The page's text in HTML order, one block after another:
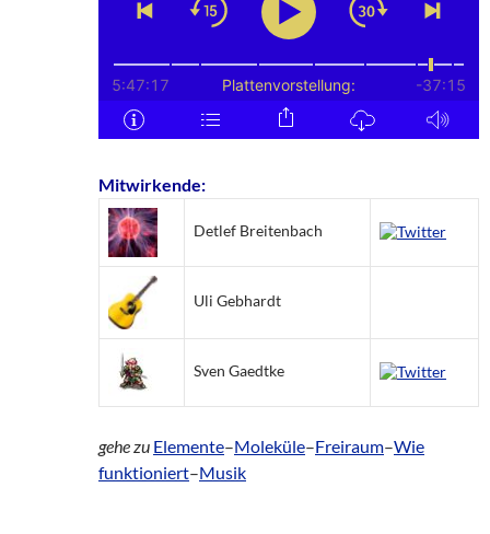
Mitwirkende:
Detlef Breitenbach
Uli Gebhardt
Sven Gaedtke
gehe zu Elemente–Moleküle–Freiraum–Wie
funktioniert–Musik